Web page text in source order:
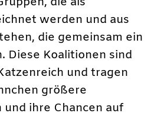
werden und aus
die gemeinsam ein
Diese Koalitionen sind
und tragen
größere
ihre Chancen auf